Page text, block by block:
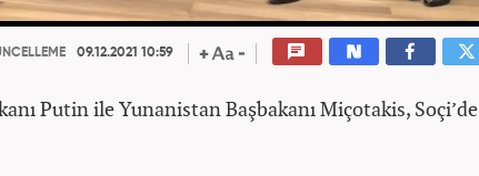
09.12.2021 10:59
Putin ile Yunanistan Başbakanı Miçotakis, Soçi’de